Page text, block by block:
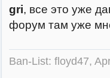
gri, все это уже
форум там уже
Ban-List: floyd47,